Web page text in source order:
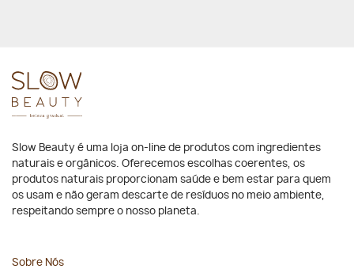
Slow Beauty é uma loja on-line de produtos com ingredientes
naturais e orgânicos. Oferecemos escolhas coerentes, os
produtos naturais proporcionam saúde e bem estar para quem
os usam e não geram descarte de resíduos no meio ambiente,
respeitando sempre o nosso planeta.
Sobre Nós